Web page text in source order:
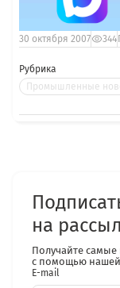
Рубрика
Промышленные
30 октября 2007 344
на
Получайте
с помощью
E-mail